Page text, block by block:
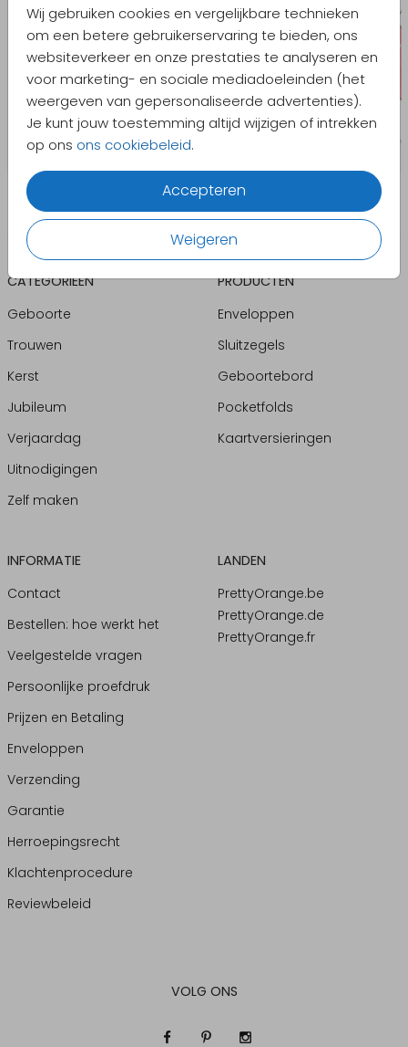
Wij gebruiken cookies en vergelijkbare technieken
om een betere gebruikerservaring te bieden, ons
websiteverkeer en onze prestaties te analyseren en
voor marketing- en sociale mediadoeleinden (het
weergeven van gepersonaliseerde advertenties).
Je kunt jouw toestemming altijd wijzigen of intrekken
op ons ons cookiebeleid.
Accepteren
Weigeren
CATEGORIEËN
Geboorte
Trouwen
Kerst
Jubileum
Verjaardag
Uitnodigingen
Zelf maken
PRODUCTEN
Enveloppen
Sluitzegels
Geboortebord
Pocketfolds
Kaartversieringen
INFORMATIE
Contact
Bestellen: hoe werkt het
Veelgestelde vragen
Persoonlijke proefdruk
Prijzen en Betaling
Enveloppen
Verzending
Garantie
Herroepingsrecht
Klachtenprocedure
Reviewbeleid
LANDEN
PrettyOrange.be
PrettyOrange.de
PrettyOrange.fr
VOLG ONS